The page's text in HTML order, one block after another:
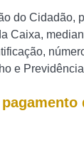
do Cidadão,
Caixa,
e